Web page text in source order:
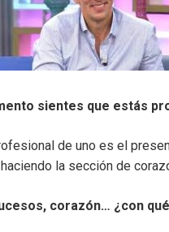
sientes que estás
de uno es el
la sección de
corazón… ¿con